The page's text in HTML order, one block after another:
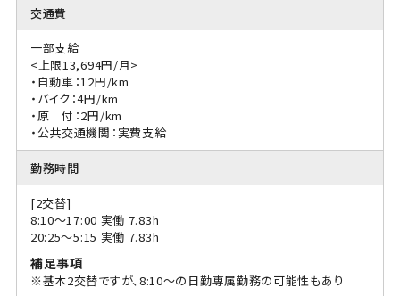
交通費
一部支給
<上限13,694円/月>
・自動車：12円/km
・バイク：4円/km
・原 付：2円/km
・公共交通機関：実費支給
勤務時間
[2交替]
8:10〜17:00 実働 7.83h
20:25〜5:15 実働 7.83h
補足事項
※基本2交替ですが、8:10～の日勤専属勤務の可能性もあり